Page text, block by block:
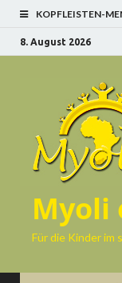
KOPFLEISTEN-
8. August 2026
Myoli
Für die Kinder im